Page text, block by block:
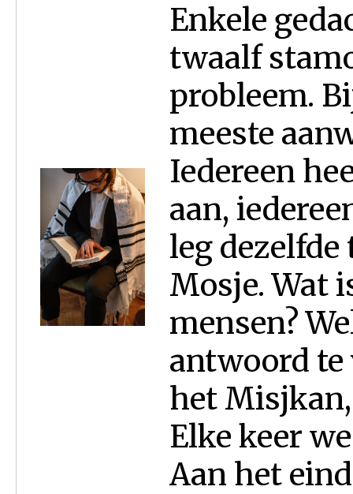
Enkele
twaalf
probleem.
meeste
Iedereen
aan,
leg
Mosje. Wat
mensen?
antwoord
het
Elke keer
Aan het